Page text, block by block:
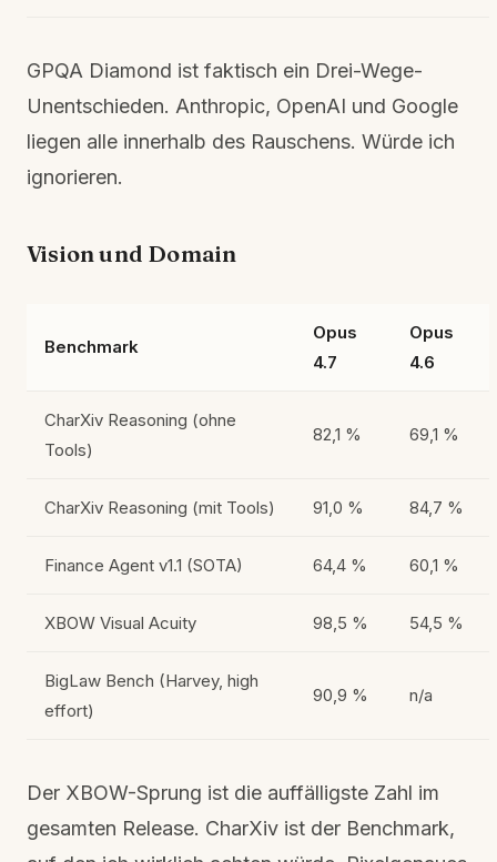
GPQA Diamond ist faktisch ein Drei-Wege-
Unentschieden. Anthropic, OpenAI und Google
liegen alle innerhalb des Rauschens. Würde ich
ignorieren.
Vision und Domain
Benchmark
Opus
4.7
Opus
4.6
CharXiv Reasoning (ohne
Tools)
82,1 % 69,1 %
CharXiv Reasoning (mit Tools) 91,0 % 84,7 %
Finance Agent v1.1 (SOTA) 64,4 % 60,1 %
XBOW Visual Acuity 98,5 % 54,5 %
BigLaw Bench (Harvey, high
effort)
90,9 % n/a
Der XBOW-Sprung ist die auffälligste Zahl im
gesamten Release. CharXiv ist der Benchmark,